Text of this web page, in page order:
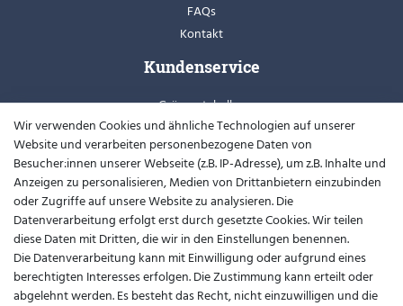
FAQs
Kontakt
Kundenservice
Grössentabellen
Retoure
Schuhweiten
Youtube
Widerrufsformular
Kontakt
support@barfusslaufen.com
Wir verwenden Cookies und ähnliche Technologien auf unserer
Website und verarbeiten personenbezogene Daten von
Besucher:innen unserer Webseite (z.B. IP-Adresse), um z.B. Inhalte und
Anzeigen zu personalisieren, Medien von Drittanbietern einzubinden
oder Zugriffe auf unsere Website zu analysieren. Die
Datenverarbeitung erfolgt erst durch gesetzte Cookies. Wir teilen
diese Daten mit Dritten, die wir in den Einstellungen benennen.
Die Datenverarbeitung kann mit Einwilligung oder aufgrund eines
berechtigten Interesses erfolgen. Die Zustimmung kann erteilt oder
abgelehnt werden. Es besteht das Recht, nicht einzuwilligen und die